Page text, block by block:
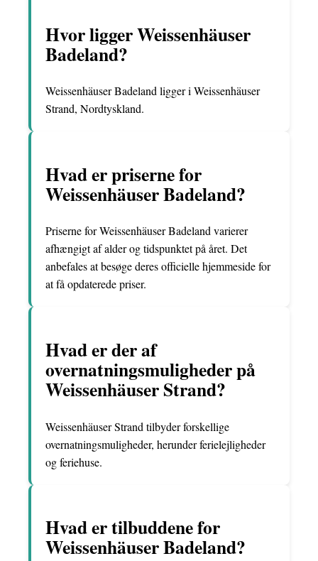
Hvor ligger Weissenhäuser
Badeland?
Weissenhäuser Badeland ligger i Weissenhäuser
Strand, Nordtyskland.
Hvad er priserne for
Weissenhäuser Badeland?
Priserne for Weissenhäuser Badeland varierer
afhængigt af alder og tidspunktet på året. Det
anbefales at besøge deres officielle hjemmeside for
at få opdaterede priser.
Hvad er der af
overnatningsmuligheder på
Weissenhäuser Strand?
Weissenhäuser Strand tilbyder forskellige
overnatningsmuligheder, herunder ferielejligheder
og feriehuse.
Hvad er tilbuddene for
Weissenhäuser Badeland?